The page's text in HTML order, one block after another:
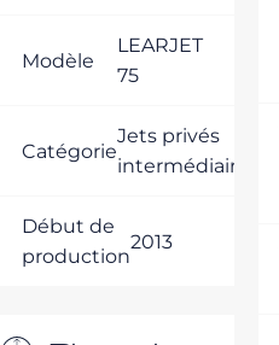
Modèle
LEARJET
75
Catégorie
Jets privés
intermédiaires
Début de
production
2013